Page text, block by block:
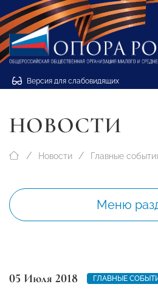
Версия для слабовидящих
НОВОСТИ
Новости Главные
Меню
05 Июля 2018 ГЛАВНЫЕ